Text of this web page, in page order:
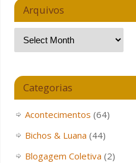
Arquivos
Categorias
Acontecimentos (64)
Bichos & Luana (44)
Blogagem Coletiva (2)